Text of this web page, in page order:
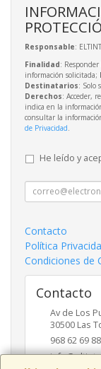
Responsable:
Finalidad:
información solicitada;
Destinatarios: Solo
Derechos: Acceder,
indica en la
consultar la
de Privacidad
He leído y
Contacto
Política
Condiciones de
Contacto
Av de Los
30500 Las
968 62 69 88